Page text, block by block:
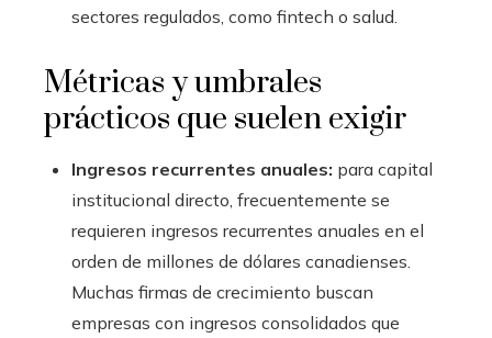
sectores regulados, como fintech o salud.
Métricas y umbrales
prácticos que suelen exigir
Ingresos recurrentes anuales: para capital
institucional directo, frecuentemente se
requieren ingresos recurrentes anuales en el
orden de millones de dólares canadienses.
Muchas firmas de crecimiento buscan
empresas con ingresos consolidados que